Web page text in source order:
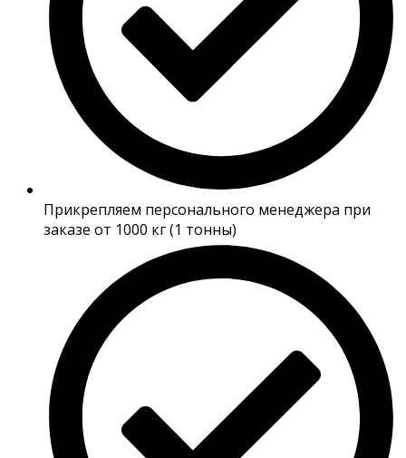
Прикрепляем персонального менеджера при
заказе от 1000 кг (1 тонны)